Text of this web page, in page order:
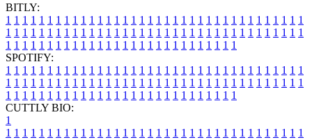
BITLY:
1 1 1 1 1 1 1 1 1 1 1 1 1 1 1 1 1 1 1 1 1 1 1 1 1 1 1 1 1 1 1 1 1 1 1 1
1 1 1 1 1 1 1 1 1 1 1 1 1 1 1 1 1 1 1 1 1 1 1 1 1 1 1 1 1 1 1 1 1 1 1 1
1 1 1 1 1 1 1 1 1 1 1 1 1 1 1 1 1 1 1 1 1 1 1 1 1 1 1 1
SPOTIFY:
1 1 1 1 1 1 1 1 1 1 1 1 1 1 1 1 1 1 1 1 1 1 1 1 1 1 1 1 1 1 1 1 1 1 1 1
1 1 1 1 1 1 1 1 1 1 1 1 1 1 1 1 1 1 1 1 1 1 1 1 1 1 1 1 1 1 1 1 1 1 1 1
1 1 1 1 1 1 1 1 1 1 1 1 1 1 1 1 1 1 1 1 1 1 1 1 1 1 1 1
CUTTLY BIO:
1
1 1 1 1 1 1 1 1 1 1 1 1 1 1 1 1 1 1 1 1 1 1 1 1 1 1 1 1 1 1 1 1 1 1 1 1